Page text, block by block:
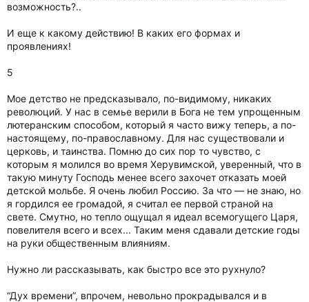
возможность?..
И еще к какому действию! В каких его формах и
проявлениях!
5
Мое детство не предсказывало, по-видимому, никаких
революций. У нас в семье верили в Бога не тем упрощенным
лютеранским способом, который я часто вижу теперь, а по-
настоящему, по-православному. Для нас существовали и
церковь, и таинства. Помню до сих пор то чувство, с
которым я молился во время Херувимской, уверенный, что в
такую минуту Господь менее всего захочет отказать моей
детской мольбе. Я очень любил Россию. За что — не знаю, но
я гордился ее громадой, я считал ее первой страной на
свете. Смутно, но тепло ощущал я идеал всемогущего Царя,
повелителя всего и всех... Таким меня сдавали детские годы
на руки общественным влияниям.
Нужно ли рассказывать, как быстро все это рухнуло?
“Дух времени”, впрочем, невольно прокрадывался и в